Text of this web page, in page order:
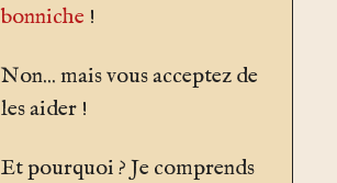
bonniche !
Non... mais vous acceptez de
les aider !
Et pourquoi ? Je comprends